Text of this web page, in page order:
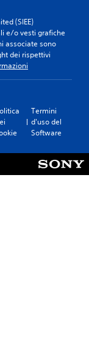
(SIEE)
e/o vesti grafiche
associate sono
dei rispettivi
Termini
d'uso del
Software